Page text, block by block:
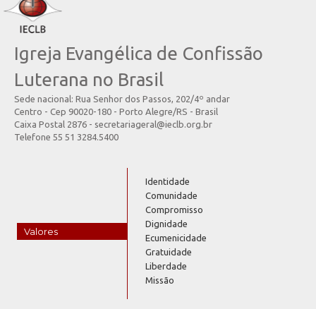
Igreja Evangélica de Confissão
Luterana no Brasil
Sede nacional: Rua Senhor dos Passos, 202/4º andar
Centro - Cep 90020-180 - Porto Alegre/RS - Brasil
Caixa Postal 2876 - secretariageral@ieclb.org.br
Telefone 55 51 3284.5400
Valores
Identidade
Comunidade
Compromisso
Dignidade
Ecumenicidade
Gratuidade
Liberdade
Missão